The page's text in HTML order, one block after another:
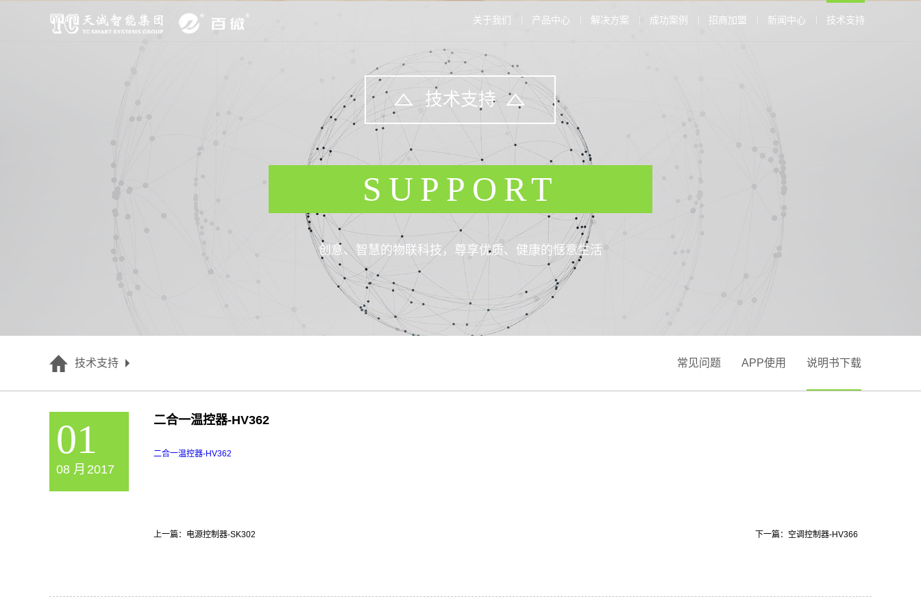
关于我们 产品中心 解决方案 成功案例 招商加盟 新闻中心 技术支持
技术支持
SUPPORT
创意、智慧的物联科技，尊享优质、健康的惬意生活
技术支持 常见问题 APP使用 说明书下载
2017
08 月
01 二合一温控器-HV362
二合一温控器-HV362
上一篇： 电源控制器-SK302 下一篇： 空调控制器-HV366